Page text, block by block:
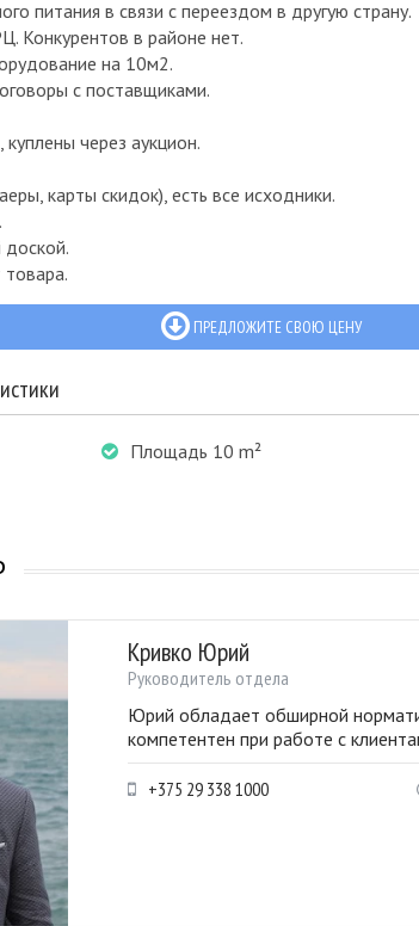
питания в связи с переездом в другую страну.
Конкурентов в районе нет.
на 10м2.
с поставщиками.
через аукцион.
карты скидок), есть все исходники.
доской.
ПРЕДЛОЖИТЕ СВОЮ ЦЕНУ
Площадь 10 m²
Кривко Юрий
Руководитель отдела
Юрий обладает обширной
компетентен при работе с
+375 29 338 1000